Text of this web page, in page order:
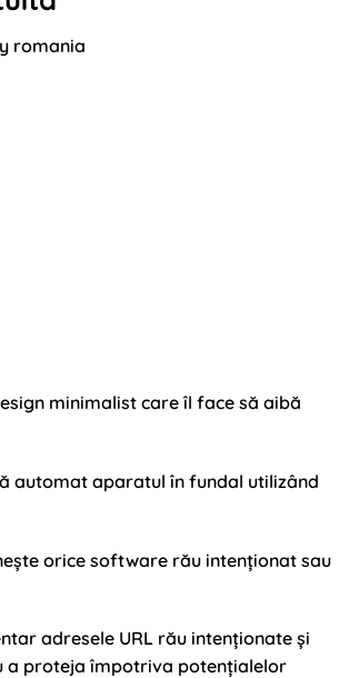
minimalist care îl face să aibă
automat aparatul în fundal utilizând
orice software rău intenționat sau
adresele URL rău intenționate și
a proteja împotriva potențialelor